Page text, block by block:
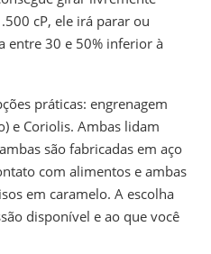
cP, ele irá parar ou
entre 30 e 50% inferior à
práticas: engrenagem
e Coriolis. Ambas lidam
são fabricadas em aço
com alimentos e ambas
em caramelo. A escolha
disponível e ao que você